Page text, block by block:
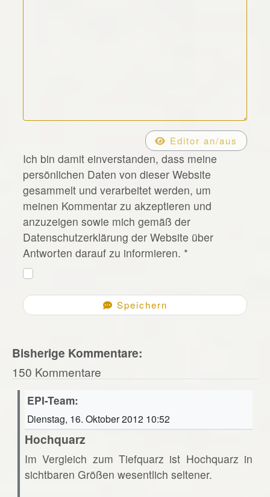
Editor an/aus
Ich bin damit einverstanden, dass meine
persönlichen Daten von dieser Website
gesammelt und verarbeitet werden, um
meinen Kommentar zu akzeptieren und
anzuzeigen sowie mich gemäß der
Datenschutzerklärung der Website über
Antworten darauf zu informieren. *
Speichern
Bisherige Kommentare:
150 Kommentare
EPI-Team:
Dienstag, 16. Oktober 2012 10:52
Hochquarz
Im Vergleich zum Tiefquarz ist Hochquarz in
sichtbaren Größen wesentlich seltener.